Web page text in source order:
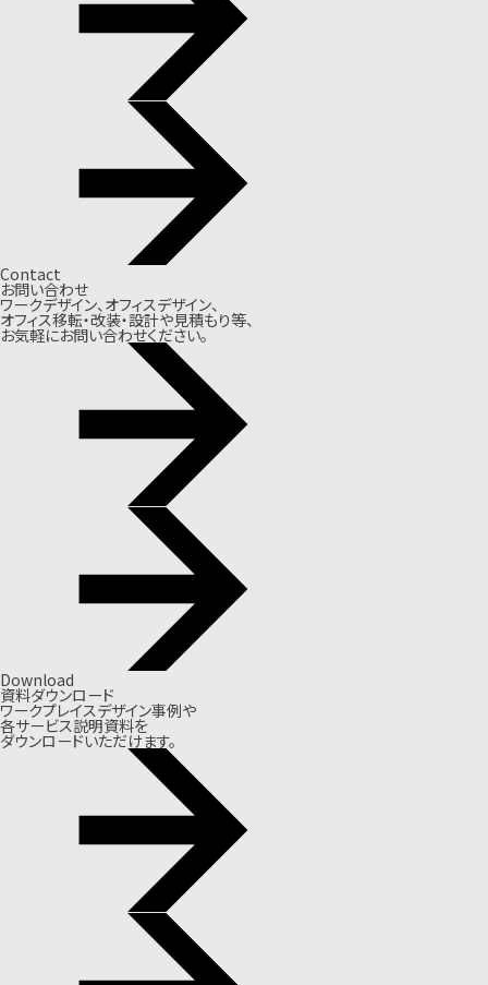
Contact
お問い合わせ
ワークデザイン、オフィスデザイン、
オフィス移転・改装・設計や見積もり等、
お気軽にお問い合わせください。
Download
資料ダウンロード
ワークプレイスデザイン事例や
各サービス説明資料を
ダウンロードいただけます。